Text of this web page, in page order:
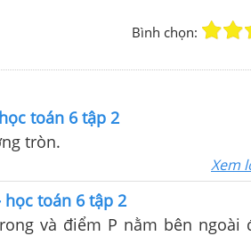
Bình chọn:
toán 6 tập 2
tròn.
Xem
học toán 6 tập 2
và điểm P nằm bên ngoài